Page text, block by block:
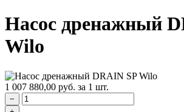
Насос дренажный
Wilo
1 007 880,00 руб. за 1 шт.
−